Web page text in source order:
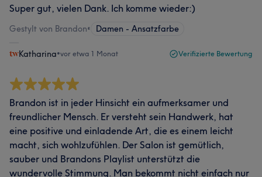
Super gut, vielen Dank. Ich komme wieder:)
Gestylt von Brandon• Damen - Ansatzfarbe
Katharina•vor etwa 1 Monat Verifizierte Bewertung
Brandon ist in jeder Hinsicht ein aufmerksamer und
freundlicher Mensch. Er versteht sein Handwerk, hat
eine positive und einladende Art, die es einem leicht
macht, sich wohlzufühlen. Der Salon ist gemütlich,
sauber und Brandons Playlist unterstützt die
wundervolle Stimmung. Man bekommt nicht einfach nur